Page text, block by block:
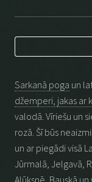
Sarkanā poga un
džemperi, jakas ar
valodā. Vīriešu un
rozā. Šī būs
un ar piegādi visā
Jūrmalā, Jelgavā,
Alūksnē, Bauskā un